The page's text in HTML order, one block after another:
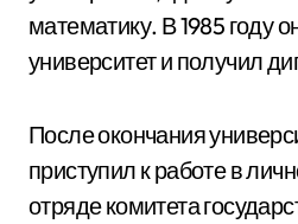
математику. В 1985 году
университет и получил
После окончания
приступил к работе в
отряде комитета